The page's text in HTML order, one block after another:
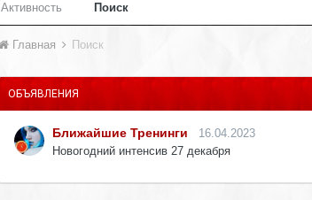
Активность Поиск
Главная Поиск
ОБЪЯВЛЕНИЯ
Ближайшие Тренинги
16.04.2023
Новогодний интенсив 27 декабря